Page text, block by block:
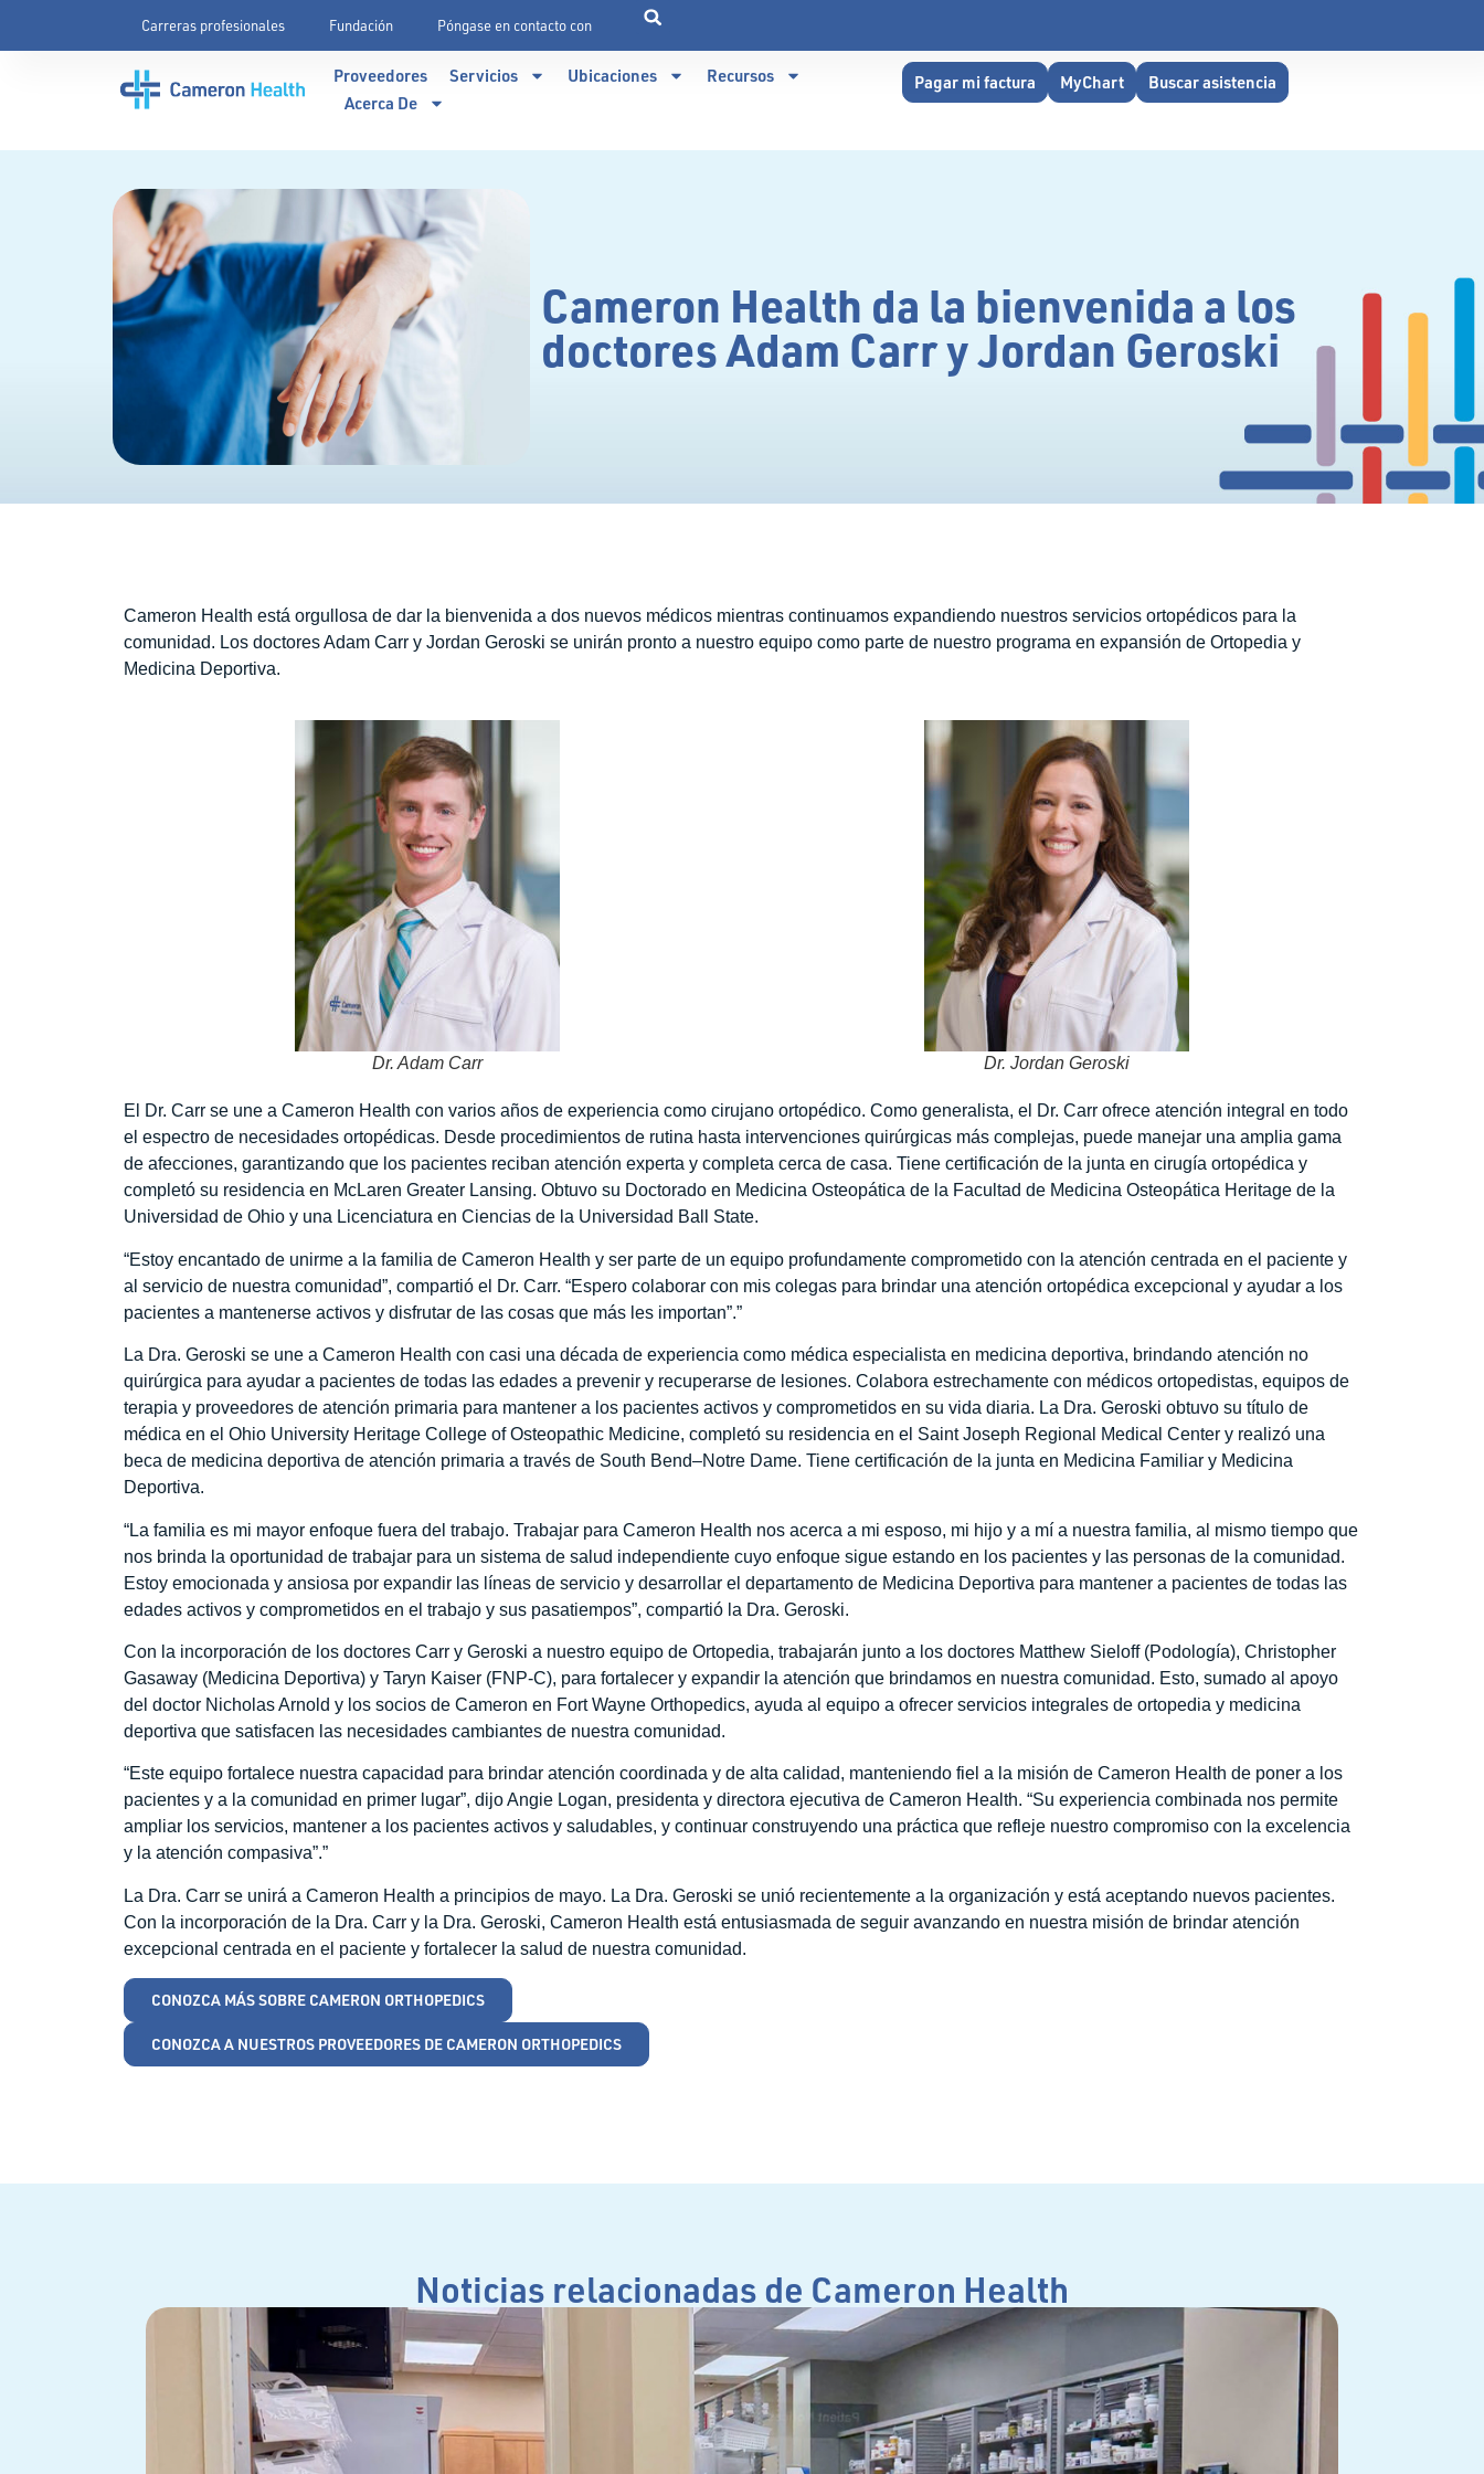
Carreras profesionales Fundación Póngase en contacto con
Proveedores Servicios Ubicaciones
Recursos
Acerca De
Pagar mi factura MyChart Buscar asistencia
Cameron Health da la bienvenida a los
doctores Adam Carr y Jordan Geroski
Cameron Health está orgullosa de dar la bienvenida a dos nuevos médicos mientras continuamos expandiendo nuestros servicios ortopédicos para la
comunidad. Los doctores Adam Carr y Jordan Geroski se unirán pronto a nuestro equipo como parte de nuestro programa en expansión de Ortopedia y
Medicina Deportiva.
Dr. Adam Carr Dr. Jordan Geroski
El Dr. Carr se une a Cameron Health con varios años de experiencia como cirujano ortopédico. Como generalista, el Dr. Carr ofrece atención integral en todo
el espectro de necesidades ortopédicas. Desde procedimientos de rutina hasta intervenciones quirúrgicas más complejas, puede manejar una amplia gama
de afecciones, garantizando que los pacientes reciban atención experta y completa cerca de casa. Tiene certificación de la junta en cirugía ortopédica y
completó su residencia en McLaren Greater Lansing. Obtuvo su Doctorado en Medicina Osteopática de la Facultad de Medicina Osteopática Heritage de la
Universidad de Ohio y una Licenciatura en Ciencias de la Universidad Ball State.
“Estoy encantado de unirme a la familia de Cameron Health y ser parte de un equipo profundamente comprometido con la atención centrada en el paciente y
al servicio de nuestra comunidad”, compartió el Dr. Carr. “Espero colaborar con mis colegas para brindar una atención ortopédica excepcional y ayudar a los
pacientes a mantenerse activos y disfrutar de las cosas que más les importan”.”
La Dra. Geroski se une a Cameron Health con casi una década de experiencia como médica especialista en medicina deportiva, brindando atención no
quirúrgica para ayudar a pacientes de todas las edades a prevenir y recuperarse de lesiones. Colabora estrechamente con médicos ortopedistas, equipos de
terapia y proveedores de atención primaria para mantener a los pacientes activos y comprometidos en su vida diaria. La Dra. Geroski obtuvo su título de
médica en el Ohio University Heritage College of Osteopathic Medicine, completó su residencia en el Saint Joseph Regional Medical Center y realizó una
beca de medicina deportiva de atención primaria a través de South Bend–Notre Dame. Tiene certificación de la junta en Medicina Familiar y Medicina
Deportiva.
“La familia es mi mayor enfoque fuera del trabajo. Trabajar para Cameron Health nos acerca a mi esposo, mi hijo y a mí a nuestra familia, al mismo tiempo que
nos brinda la oportunidad de trabajar para un sistema de salud independiente cuyo enfoque sigue estando en los pacientes y las personas de la comunidad.
Estoy emocionada y ansiosa por expandir las líneas de servicio y desarrollar el departamento de Medicina Deportiva para mantener a pacientes de todas las
edades activos y comprometidos en el trabajo y sus pasatiempos”, compartió la Dra. Geroski.
Con la incorporación de los doctores Carr y Geroski a nuestro equipo de Ortopedia, trabajarán junto a los doctores Matthew Sieloff (Podología), Christopher
Gasaway (Medicina Deportiva) y Taryn Kaiser (FNP-C), para fortalecer y expandir la atención que brindamos en nuestra comunidad. Esto, sumado al apoyo
del doctor Nicholas Arnold y los socios de Cameron en Fort Wayne Orthopedics, ayuda al equipo a ofrecer servicios integrales de ortopedia y medicina
deportiva que satisfacen las necesidades cambiantes de nuestra comunidad.
“Este equipo fortalece nuestra capacidad para brindar atención coordinada y de alta calidad, manteniendo fiel a la misión de Cameron Health de poner a los
pacientes y a la comunidad en primer lugar”, dijo Angie Logan, presidenta y directora ejecutiva de Cameron Health. “Su experiencia combinada nos permite
ampliar los servicios, mantener a los pacientes activos y saludables, y continuar construyendo una práctica que refleje nuestro compromiso con la excelencia
y la atención compasiva”.”
La Dra. Carr se unirá a Cameron Health a principios de mayo. La Dra. Geroski se unió recientemente a la organización y está aceptando nuevos pacientes.
Con la incorporación de la Dra. Carr y la Dra. Geroski, Cameron Health está entusiasmada de seguir avanzando en nuestra misión de brindar atención
excepcional centrada en el paciente y fortalecer la salud de nuestra comunidad.
CONOZCA MÁS SOBRE CAMERON ORTHOPEDICS
CONOZCA A NUESTROS PROVEEDORES DE CAMERON ORTHOPEDICS
Noticias relacionadas de Cameron Health